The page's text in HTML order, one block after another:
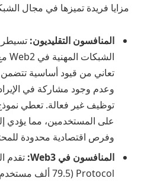
مزايا فريدة تميزها في مجال
المنافسون التقليديون:
تعاني من قيود أساسية تتضمن
وعدم وجود مشاركة في
على المستخدمين، مما يؤدي
وفرص اقتصادية محدودة
المنافسون في Web3: